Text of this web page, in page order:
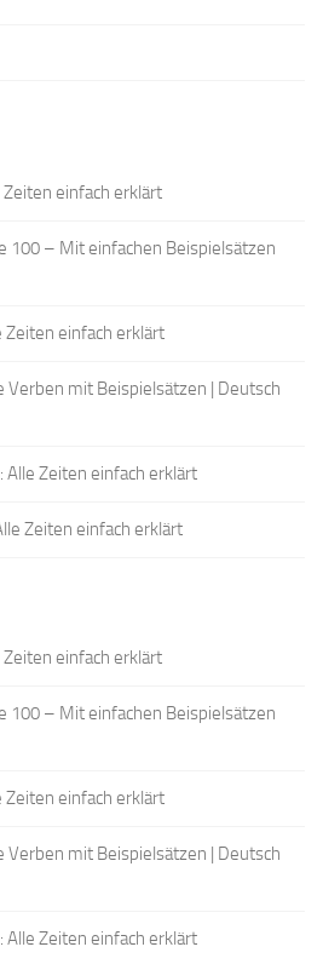
einfach erklärt
100 – Mit einfachen Beispielsätzen
Zeiten einfach erklärt
mit Beispielsätzen | Deutsch
Zeiten einfach erklärt
Zeiten einfach erklärt
einfach erklärt
100 – Mit einfachen Beispielsätzen
Zeiten einfach erklärt
mit Beispielsätzen | Deutsch
Zeiten einfach erklärt